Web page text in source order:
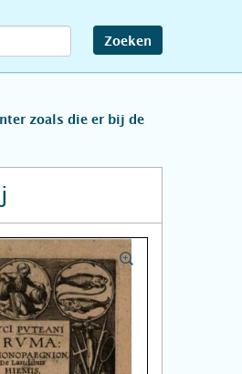
Zoeken
zoals die er bij de